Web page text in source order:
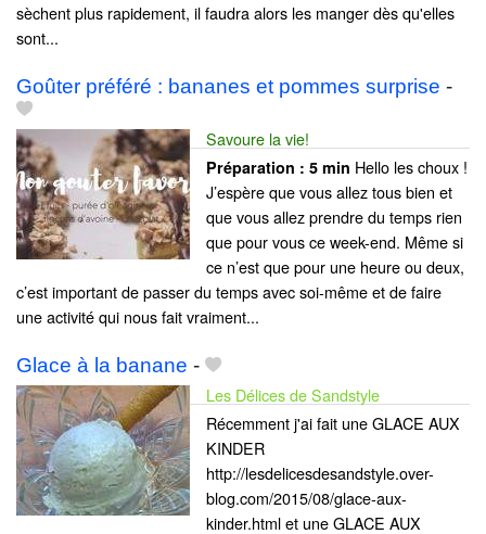
sèchent plus rapidement, il faudra alors les manger dès qu'elles
sont...
Goûter préféré : bananes et pommes surprise -
Savoure la vie!
Préparation : 5 min Hello les choux !
J’espère que vous allez tous bien et
que vous allez prendre du temps rien
que pour vous ce week-end. Même si
ce n’est que pour une heure ou deux,
c’est important de passer du temps avec soi-même et de faire
une activité qui nous fait vraiment...
Glace à la banane -
Les Délices de Sandstyle
Récemment j'ai fait une GLACE AUX
KINDER
http://lesdelicesdesandstyle.over-
blog.com/2015/08/glace-aux-
kinder.html et une GLACE AUX